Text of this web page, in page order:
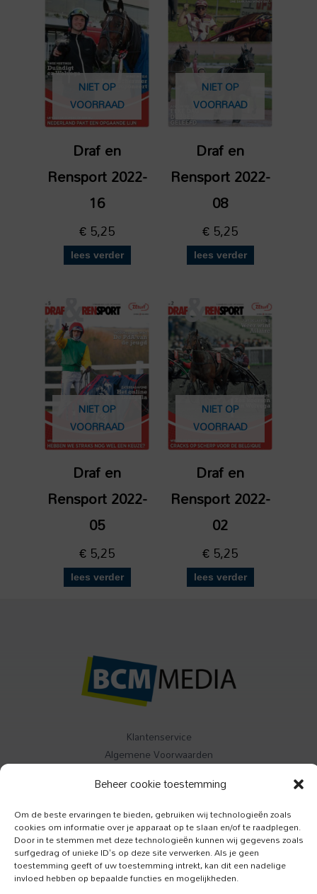
Beheer cookie toestemming
Om de beste ervaringen te bieden, gebruiken wij technologieën zoals
cookies om informatie over je apparaat op te slaan en/of te raadplegen.
Door in te stemmen met deze technologieën kunnen wij gegevens zoals
surfgedrag of unieke ID's op deze site verwerken. Als je geen
toestemming geeft of uw toestemming intrekt, kan dit een nadelige
invloed hebben op bepaalde functies en mogelijkheden.
NIET OP
VOORRAAD
Draf en
Rensport 2022-
16
€5,25
lees verder
NIET OP
VOORRAAD
Draf en
Rensport 2022-
08
€5,25
lees verder
NIET OP
VOORRAAD
Draf en
Rensport 2022-
05
€5,25
lees verder
NIET OP
VOORRAAD
Draf en
Rensport 2022-
02
€5,25
lees verder
Klantenservice
Algemene Voorwaarden
Buitenleven
Specials
Jazzism
Luister